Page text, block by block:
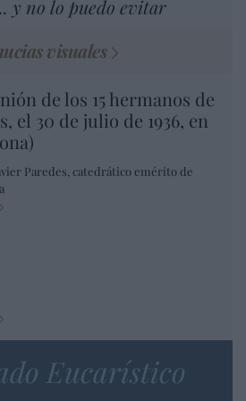
y no lo puedo evitar
visuales
de los 15 hermanos de
el 30 de julio de 1936, en
Paredes, catedrático emérito de
Eucarístico